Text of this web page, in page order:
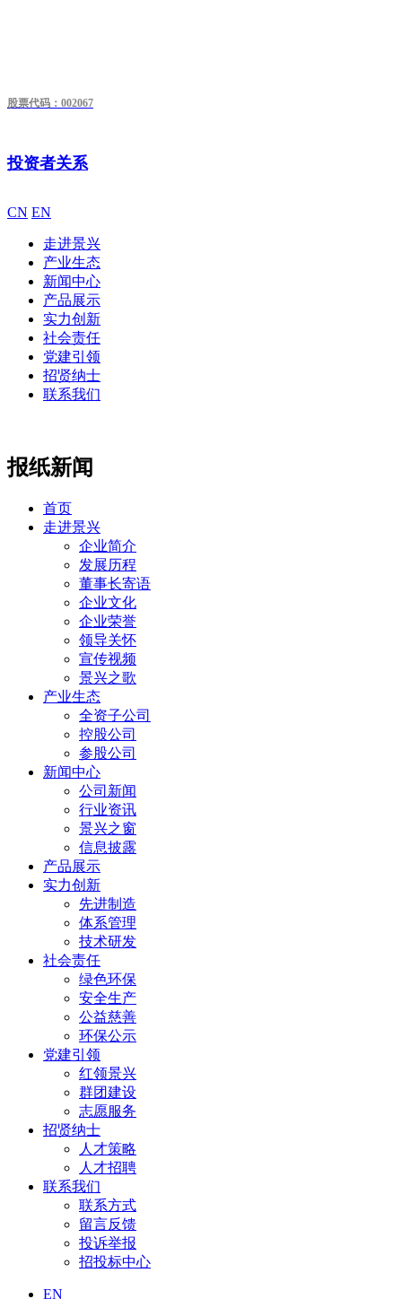
股票代码：002067
投资者关系
CN EN
走进景兴
产业生态
新闻中心
产品展示
实力创新
社会责任
党建引领
招贤纳士
联系我们
报纸新闻
首页
走进景兴
企业简介
发展历程
董事长寄语
企业文化
企业荣誉
领导关怀
宣传视频
景兴之歌
产业生态
全资子公司
控股公司
参股公司
新闻中心
公司新闻
行业资讯
景兴之窗
信息披露
产品展示
实力创新
先进制造
体系管理
技术研发
社会责任
绿色环保
安全生产
公益慈善
环保公示
党建引领
红领景兴
群团建设
志愿服务
招贤纳士
人才策略
人才招聘
联系我们
联系方式
留言反馈
投诉举报
招投标中心
EN